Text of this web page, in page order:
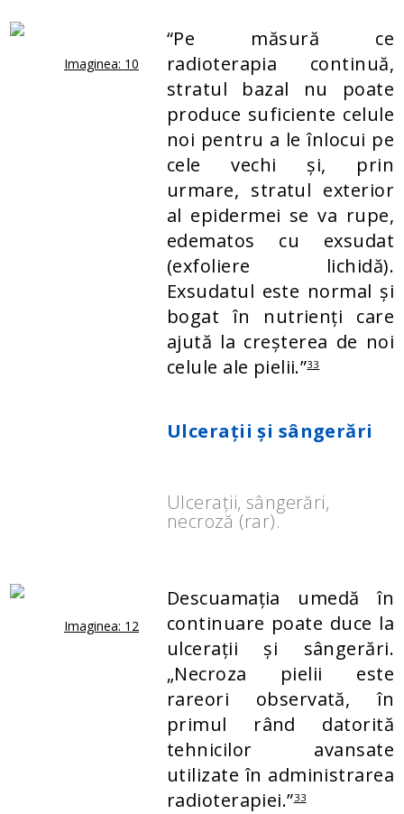
Imaginea: 10
“Pe măsură ce
radioterapia continuă,
stratul bazal nu poate
produce suficiente celule
noi pentru a le înlocui pe
cele vechi și, prin
urmare, stratul exterior
al epidermei se va rupe,
edematos cu exsudat
(exfoliere lichidă).
Exsudatul este normal și
bogat în nutrienți care
ajută la creșterea de noi
celule ale pielii.”33
Imaginea: 12
Ulcerații și sângerări
Ulcerații, sângerări,
necroză (rar).
Descuamația umedă în
continuare poate duce la
ulcerații și sângerări.
„Necroza pielii este
rareori observată, în
primul rând datorită
tehnicilor avansate
utilizate în administrarea
radioterapiei.”33